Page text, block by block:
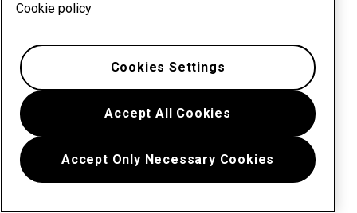
Cookie policy
Accept All Cookies
Accept Only Necessary Cookies
Cookies Settings